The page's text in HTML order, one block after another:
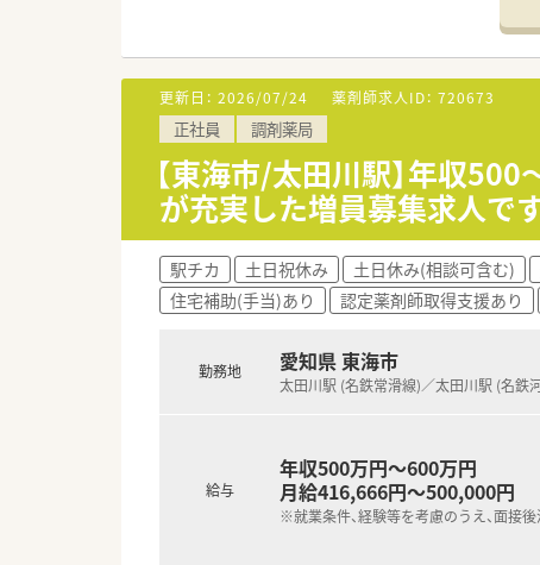
更新日： 2026/07/24 薬剤師求人ID： 720673
正社員 調剤薬局
【東海市/太田川駅】年収
が充実した増員募集求人です
駅チカ 土日祝休み 土日休み(相談可含む)
住宅補助(手当)あり
認定薬剤師取得支援あり
勤務地 愛知県 東海市
太田川駅 (名鉄常滑線)／太田川駅 (名鉄
給与
年収500万円～600万円
月給416,666円～500,000円
※就業条件、経験等を考慮のうえ、面接後